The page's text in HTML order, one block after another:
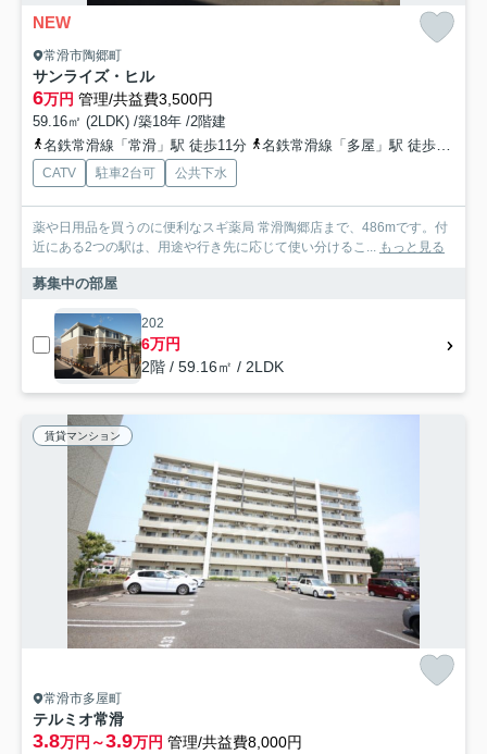
NEW
常滑市陶郷町
サンライズ・ヒル
6万円 管理/共益費3,500円
59.16㎡ (2LDK) /築18年 /2階建
名鉄常滑線「常滑」駅 徒歩11分
名鉄常滑線「多屋」駅 徒歩20分
CATV 駐車2台可 公共下水
薬や日用品を買うのに便利なスギ薬局 常滑陶郷店まで、486mです。付
近にある2つの駅は、用途や行き先に応じて使い分けるこ...
もっと見る
募集中の部屋
202
6万円
2階 / 59.16㎡ / 2LDK
賃貸マンション
常滑市多屋町
テルミオ常滑
3.8万円～3.9万円 管理/共益費8,000円